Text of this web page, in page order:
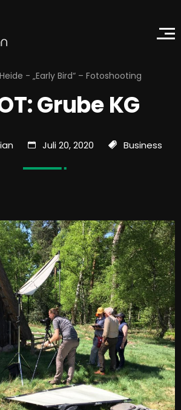
- „Early Bird“ – Fotoshooting
Grube KG
Juli 20, 2020 Business